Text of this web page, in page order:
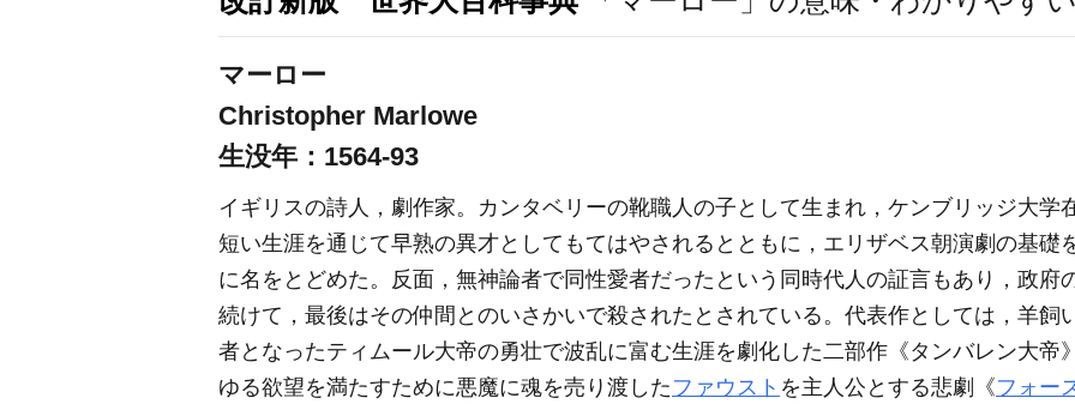
マーロー
Christopher Marlowe
生没年：1564-93
イギリスの詩人，劇作家。カンタベリーの靴職人の子として生まれ，ケンブリッジ大学
短い生涯を通じて早熟の異才としてもてはやされるとともに，エリザベス朝演劇の基礎
に名をとどめた。反面，無神論者で同性愛者だったという同時代人の証言もあり，政府
続けて，最後はその仲間とのいさかいで殺されたとされている。代表作としては，羊飼
者となったティムール大帝の勇壮で波乱に富む生涯を劇化した二部作《タンバレン大帝
ゆる欲望を満たすために悪魔に魂を売り渡した ファウスト を主人公とする悲劇《フォー